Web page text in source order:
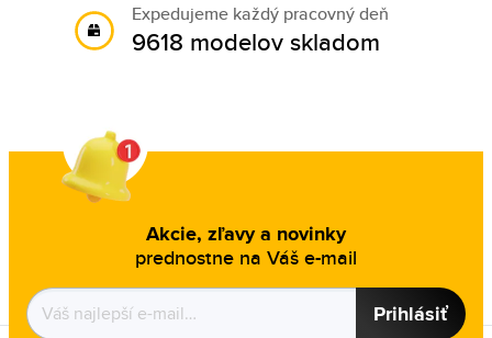
Expedujeme každý pracovný deň
9618 modelov skladom
Akcie, zľavy a novinky
prednostne na Váš e-mail
Prihlásiť